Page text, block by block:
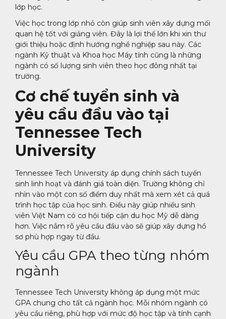
lớp học.
Việc học trong lớp nhỏ còn giúp sinh viên xây dựng mối
quan hệ tốt với giảng viên. Đây là lợi thế lớn khi xin thư
giới thiệu hoặc định hướng nghề nghiệp sau này. Các
ngành Kỹ thuật và Khoa học Máy tính cũng là những
ngành có số lượng sinh viên theo học đông nhất tại
trường.
Cơ chế tuyển sinh và
yêu cầu đầu vào tại
Tennessee Tech
University
Tennessee Tech University áp dụng chính sách tuyển
sinh linh hoạt và đánh giá toàn diện. Trường không chỉ
nhìn vào một con số điểm duy nhất mà xem xét cả quá
trình học tập của học sinh. Điều này giúp nhiều sinh
viên Việt Nam có cơ hội tiếp cận du học Mỹ dễ dàng
hơn. Việc nắm rõ yêu cầu đầu vào sẽ giúp xây dựng hồ
sơ phù hợp ngay từ đầu.
Yêu cầu GPA theo từng nhóm
ngành
Tennessee Tech University không áp dụng một mức
GPA chung cho tất cả ngành học. Mỗi nhóm ngành có
yêu cầu riêng, phù hợp với mức độ học tập và tính cạnh